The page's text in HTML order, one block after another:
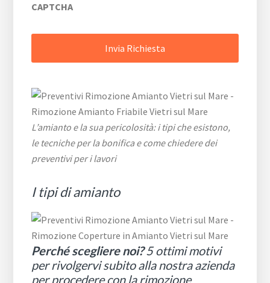
CAPTCHA
L’amianto e la sua pericolosità: i tipi che esistono,
le tecniche per la bonifica e come chiedere dei
preventivi per i lavori
I tipi di amianto
Perché scegliere noi?5 ottimi motivi
per rivolgervi subito alla nostra azienda
per procedere con la rimozione